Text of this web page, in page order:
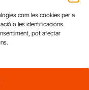
com les cookies per a
o les identificacions
pot afectar